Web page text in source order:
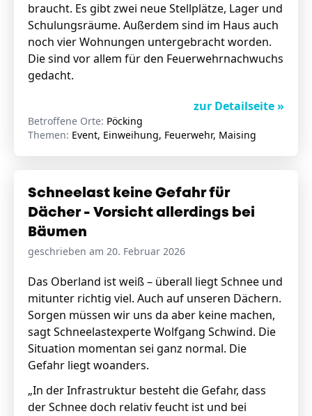
Nachgehört
Podcast
Newsletter
braucht. Es gibt zwei neue Stellplätze, Lager und
Schulungsräume. Außerdem sind im Haus auch
noch vier Wohnungen untergebracht worden.
Die sind vor allem für den Feuerwehrnachwuchs
gedacht.
zur Detailseite »
Betroffene Orte: Pöcking
Themen: Event, Einweihung, Feuerwehr, Maising
Schneelast keine Gefahr für
Dächer - Vorsicht allerdings bei
Bäumen
geschrieben am 20. Februar 2026
Das Oberland ist weiß – überall liegt Schnee und
mitunter richtig viel. Auch auf unseren Dächern.
Sorgen müssen wir uns da aber keine machen,
sagt Schneelastexperte Wolfgang Schwind. Die
Situation momentan sei ganz normal. Die
Gefahr liegt woanders.
„In der Infrastruktur besteht die Gefahr, dass
der Schnee doch relativ feucht ist und bei